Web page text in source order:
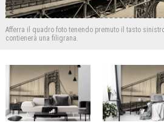
Afferra il quadro foto tenendo premuto il tasto
contienerà una filigrana.